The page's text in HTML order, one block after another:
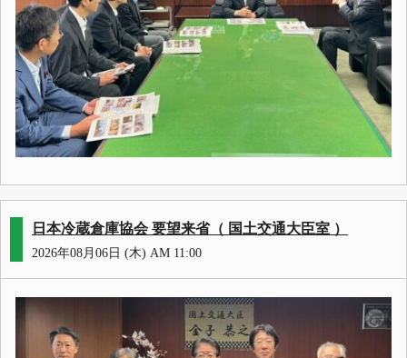
日本冷蔵倉庫協会 要望来省（ 国土交通大臣室 ）
2026年08月06日 (木) AM 11:00